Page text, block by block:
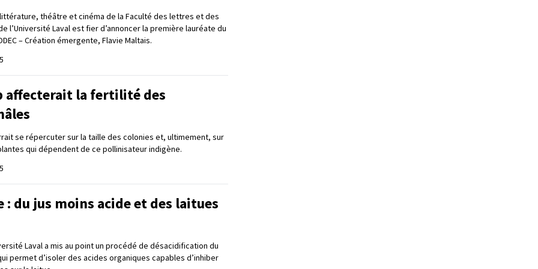
théâtre et cinéma de la Faculté des lettres et des
l’Université Laval est fier d’annoncer la première lauréate du
– Création émergente, Flavie Maltais.
affecterait la fertilité des
se répercuter sur la taille des colonies et, ultimement, sur
qui dépendent de ce pollinisateur indigène.
: du jus moins acide et des laitues
Laval a mis au point un procédé de désacidification du
permet d’isoler des acides organiques capables d’inhiber